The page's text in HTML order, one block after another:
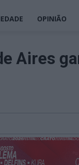
OPINIÃO
Aires